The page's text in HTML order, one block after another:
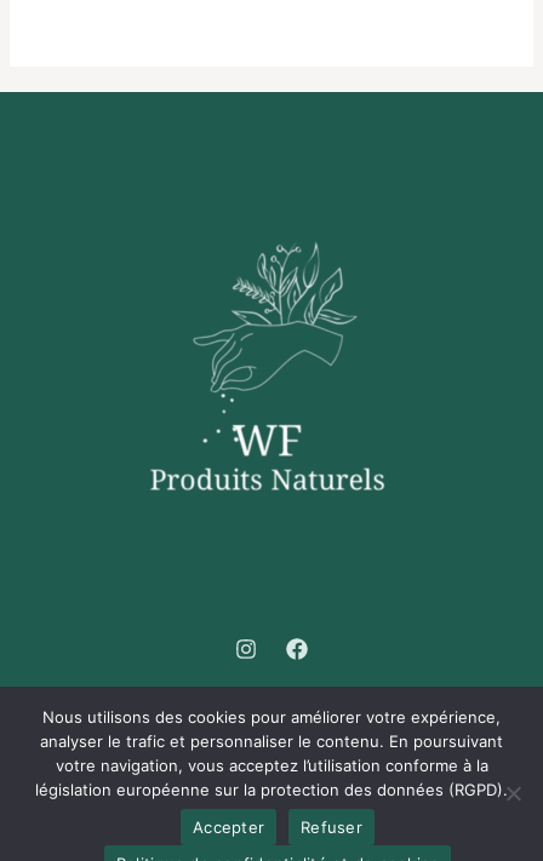
Copyright © 2026 WF Produits Naturels - Votre source de
produits naturels pour les soins personnels. Développé
par In Digi - Digital Marketing Agency
Nous utilisons des cookies pour améliorer votre expérience,
analyser le trafic et personnaliser le contenu. En poursuivant
votre navigation, vous acceptez l’utilisation conforme à la
législation européenne sur la protection des données (RGPD).
Accepter
Refuser